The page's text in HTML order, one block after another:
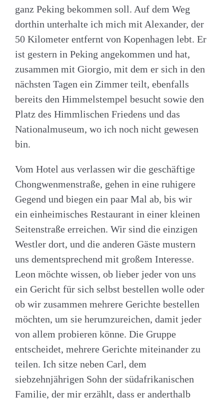
ganz Peking bekommen soll. Auf dem Weg
dorthin unterhalte ich mich mit Alexander, der
50 Kilometer entfernt von Kopenhagen lebt. Er
ist gestern in Peking angekommen und hat,
zusammen mit Giorgio, mit dem er sich in den
nächsten Tagen ein Zimmer teilt, ebenfalls
bereits den Himmelstempel besucht sowie den
Platz des Himmlischen Friedens und das
Nationalmuseum, wo ich noch nicht gewesen
bin.
Vom Hotel aus verlassen wir die geschäftige
Chongwenmenstraße, gehen in eine ruhigere
Gegend und biegen ein paar Mal ab, bis wir
ein einheimisches Restaurant in einer kleinen
Seitenstraße erreichen. Wir sind die einzigen
Westler dort, und die anderen Gäste mustern
uns dementsprechend mit großem Interesse.
Leon möchte wissen, ob lieber jeder von uns
ein Gericht für sich selbst bestellen wolle oder
ob wir zusammen mehrere Gerichte bestellen
möchten, um sie herumzureichen, damit jeder
von allem probieren könne. Die Gruppe
entscheidet, mehrere Gerichte miteinander zu
teilen. Ich sitze neben Carl, dem
siebzehnjährigen Sohn der südafrikanischen
Familie, der mir erzählt, dass er anderthalb